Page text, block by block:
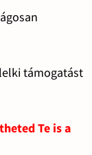
támogatást
Te is a